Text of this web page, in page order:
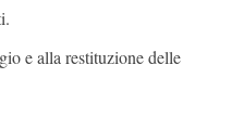
e alla restituzione delle